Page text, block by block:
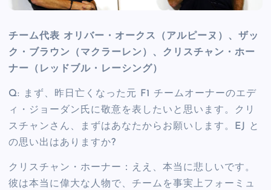
チーム代表 オリバー・オークス（アルピーヌ）、ザッ
ク・ブラウン（マクラーレン）、クリスチャン・ホー
ナー（レッドブル・レーシング）
Q: まず、昨日亡くなった元 F1 チームオーナーのエデ
ィ・ジョーダン氏に敬意を表したいと思います。クリ
スチャンさん、まずはあなたからお願いします。EJ と
の思い出はありますか?
クリスチャン・ホーナー：ええ、本当に悲しいです。
彼は本当に偉大な人物で、チームを事実上フォーミュ